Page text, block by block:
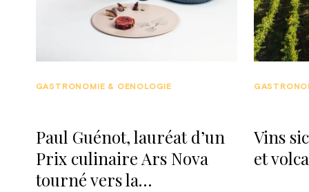
Paul Guénot, lauréat d’un
Prix culinaire Ars Nova
tourné vers la
GASTRONOMIE & OENOLOGIE
Vins
et